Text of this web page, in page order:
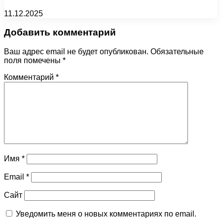
11.12.2025
Добавить комментарий
Ваш адрес email не будет опубликован. Обязательные
поля помечены *
Комментарий *
Имя *
Email *
Сайт
Уведомить меня о новых комментариях по email.